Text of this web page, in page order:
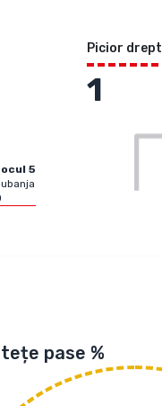
Picior drept
1
5
pase %